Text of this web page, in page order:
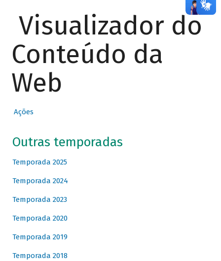
Visualizador do
Conteúdo da
Web
Ações
Outras temporadas
Temporada 2025
Temporada 2024
Temporada 2023
Temporada 2020
Temporada 2019
Temporada 2018